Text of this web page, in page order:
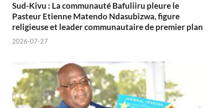
Sud-Kivu : La communauté Bafuliiru pleure le
Pasteur Etienne Matendo Ndasubizwa, figure
religieuse et leader communautaire de premier plan
2026-07-27